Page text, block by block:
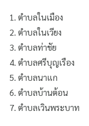
ตำบลในเมือง
ตำบลในเวียง
ตำบลท่าชัย
ตำบลศรีบุญเรือง
ตำบลนาแก
ตำบลบ้านต้อน
ตำบลเวินพระบาท